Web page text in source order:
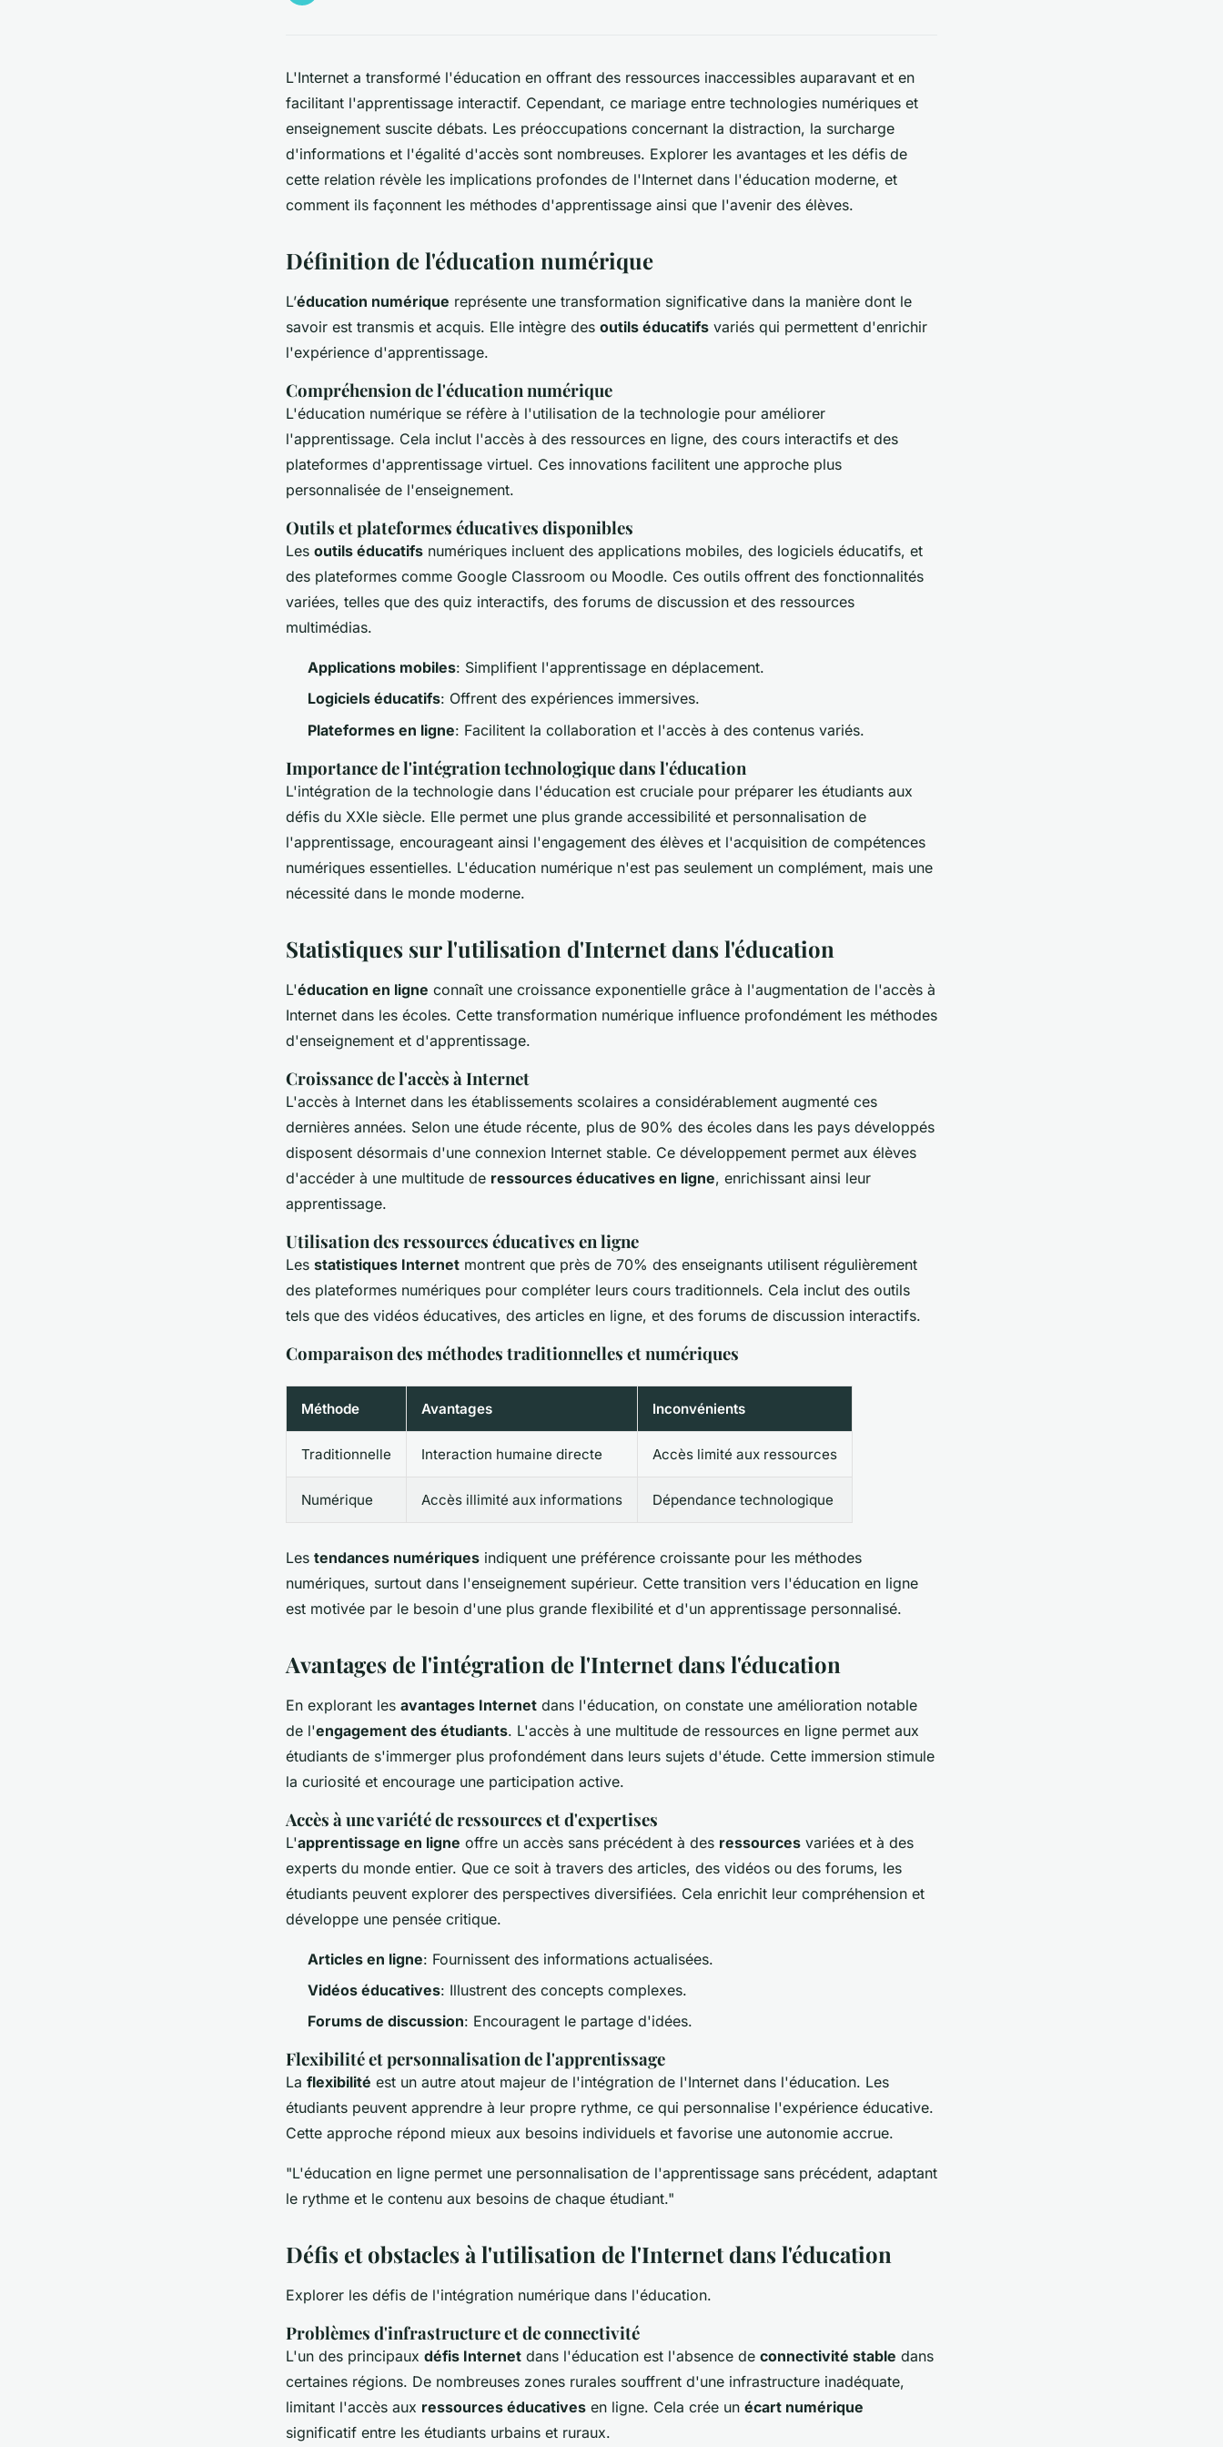
L'Internet a transformé l'éducation en offrant des ressources inaccessibles auparavant et en
facilitant l'apprentissage interactif. Cependant, ce mariage entre technologies numériques et
enseignement suscite débats. Les préoccupations concernant la distraction, la surcharge
d'informations et l'égalité d'accès sont nombreuses. Explorer les avantages et les défis de
cette relation révèle les implications profondes de l'Internet dans l'éducation moderne, et
comment ils façonnent les méthodes d'apprentissage ainsi que l'avenir des élèves.
Définition de l'éducation numérique
L’éducation numérique représente une transformation significative dans la manière dont le
savoir est transmis et acquis. Elle intègre des outils éducatifs variés qui permettent d'enrichir
l'expérience d'apprentissage.
Compréhension de l'éducation numérique
L'éducation numérique se réfère à l'utilisation de la technologie pour améliorer
l'apprentissage. Cela inclut l'accès à des ressources en ligne, des cours interactifs et des
plateformes d'apprentissage virtuel. Ces innovations facilitent une approche plus
personnalisée de l'enseignement.
Outils et plateformes éducatives disponibles
Les outils éducatifs numériques incluent des applications mobiles, des logiciels éducatifs, et
des plateformes comme Google Classroom ou Moodle. Ces outils offrent des fonctionnalités
variées, telles que des quiz interactifs, des forums de discussion et des ressources
multimédias.
Applications mobiles: Simplifient l'apprentissage en déplacement.
Logiciels éducatifs: Offrent des expériences immersives.
Plateformes en ligne: Facilitent la collaboration et l'accès à des contenus variés.
Importance de l'intégration technologique dans l'éducation
L'intégration de la technologie dans l'éducation est cruciale pour préparer les étudiants aux
défis du XXIe siècle. Elle permet une plus grande accessibilité et personnalisation de
l'apprentissage, encourageant ainsi l'engagement des élèves et l'acquisition de compétences
numériques essentielles. L'éducation numérique n'est pas seulement un complément, mais une
nécessité dans le monde moderne.
Statistiques sur l'utilisation d'Internet dans l'éducation
L'éducation en ligne connaît une croissance exponentielle grâce à l'augmentation de l'accès à
Internet dans les écoles. Cette transformation numérique influence profondément les méthodes
d'enseignement et d'apprentissage.
Croissance de l'accès à Internet
L'accès à Internet dans les établissements scolaires a considérablement augmenté ces
dernières années. Selon une étude récente, plus de 90% des écoles dans les pays développés
disposent désormais d'une connexion Internet stable. Ce développement permet aux élèves
d'accéder à une multitude de ressources éducatives en ligne, enrichissant ainsi leur
apprentissage.
Utilisation des ressources éducatives en ligne
Les statistiques Internet montrent que près de 70% des enseignants utilisent régulièrement
des plateformes numériques pour compléter leurs cours traditionnels. Cela inclut des outils
tels que des vidéos éducatives, des articles en ligne, et des forums de discussion interactifs.
Comparaison des méthodes traditionnelles et numériques
Méthode Avantages Inconvénients
Traditionnelle Interaction humaine directe Accès limité aux ressources
Numérique Accès illimité aux informations Dépendance technologique
Les tendances numériques indiquent une préférence croissante pour les méthodes
numériques, surtout dans l'enseignement supérieur. Cette transition vers l'éducation en ligne
est motivée par le besoin d'une plus grande flexibilité et d'un apprentissage personnalisé.
Avantages de l'intégration de l'Internet dans l'éducation
En explorant les avantages Internet dans l'éducation, on constate une amélioration notable
de l'engagement des étudiants. L'accès à une multitude de ressources en ligne permet aux
étudiants de s'immerger plus profondément dans leurs sujets d'étude. Cette immersion stimule
la curiosité et encourage une participation active.
Accès à une variété de ressources et d'expertises
L'apprentissage en ligne offre un accès sans précédent à des ressources variées et à des
experts du monde entier. Que ce soit à travers des articles, des vidéos ou des forums, les
étudiants peuvent explorer des perspectives diversifiées. Cela enrichit leur compréhension et
développe une pensée critique.
Articles en ligne: Fournissent des informations actualisées.
Vidéos éducatives: Illustrent des concepts complexes.
Forums de discussion: Encouragent le partage d'idées.
Flexibilité et personnalisation de l'apprentissage
La flexibilité est un autre atout majeur de l'intégration de l'Internet dans l'éducation. Les
étudiants peuvent apprendre à leur propre rythme, ce qui personnalise l'expérience éducative.
Cette approche répond mieux aux besoins individuels et favorise une autonomie accrue.
"L'éducation en ligne permet une personnalisation de l'apprentissage sans précédent, adaptant
le rythme et le contenu aux besoins de chaque étudiant."
Défis et obstacles à l'utilisation de l'Internet dans l'éducation
Explorer les défis de l'intégration numérique dans l'éducation.
Problèmes d'infrastructure et de connectivité
L'un des principaux défis Internet dans l'éducation est l'absence de connectivité stable dans
certaines régions. De nombreuses zones rurales souffrent d'une infrastructure inadéquate,
limitant l'accès aux ressources éducatives en ligne. Cela crée un écart numérique
significatif entre les étudiants urbains et ruraux.